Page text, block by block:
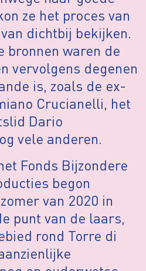
ze het proces van
dichtbij bekijken.
bronnen waren de
vervolgens degenen
is, zoals de ex-
Crucianelli, het
Dario
vele anderen.
Fonds Bijzondere
begon
van 2020 in
punt van de laars,
rond Torre di